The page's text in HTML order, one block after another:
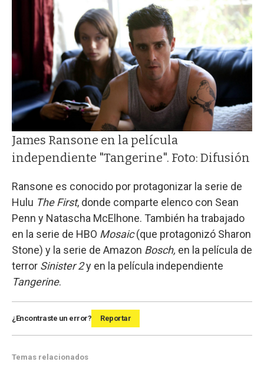
James Ransone en la película
independiente "Tangerine". Foto: Difusión
Ransone es conocido por protagonizar la serie de
Hulu The First, donde comparte elenco con Sean
Penn y Natascha McElhone. También ha trabajado
en la serie de HBO Mosaic(que protagonizó Sharon
Stone) y la serie de Amazon Bosch, en la película de
terror Sinister 2y en la película independiente
Tangerine.
¿Encontraste un error? Reportar
Temas relacionados